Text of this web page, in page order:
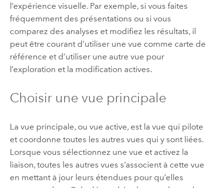
l’expérience visuelle. Par exemple, si vous faites
fréquemment des présentations ou si vous
comparez des analyses et modifiez les résultats, il
peut être courant d’utiliser une vue comme carte de
référence et d’utiliser une autre vue pour
l’exploration et la modification actives.
Choisir une vue principale
La vue principale, ou vue active, est la vue qui pilote
et coordonne toutes les autres vues qui y sont liées.
Lorsque vous sélectionnez une vue et activez la
liaison, toutes les autres vues s’associent à cette vue
en mettant à jour leurs étendues pour qu’elles